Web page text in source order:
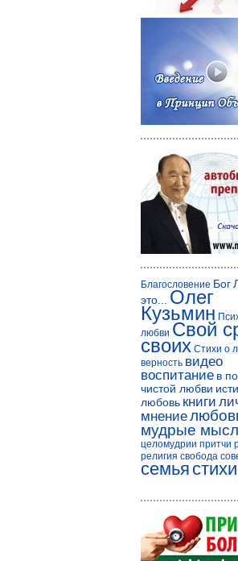
Благословение Бог
это...
Олег
Кузьмин
любви Свой
своих Стихи о
верность видео
воспитание в
чистой любви
любовь книги
мнение
мудрые
целомудрии притчи
религия свобода
семья стихи